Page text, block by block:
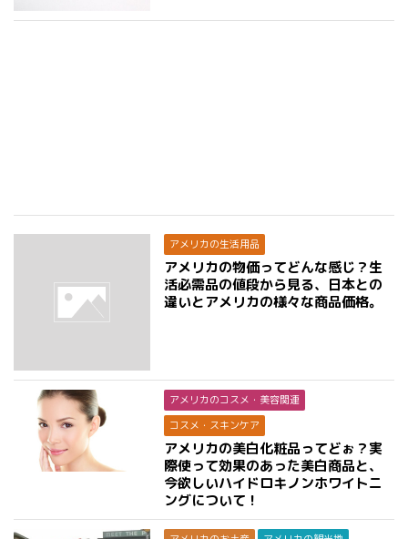
アメリカの生活用品
アメリカの物価ってどんな感じ？生
活必需品の値段から見る、日本との
違いとアメリカの様々な商品価格。
アメリカのコスメ・美容関連
コスメ・スキンケア
アメリカの美白化粧品ってどぉ？実
際使って効果のあった美白商品と、
今欲しいハイドロキノンホワイトニ
ングについて！